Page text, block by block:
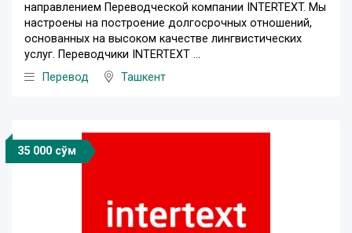
направлением Переводческой компании INTERTEXT. Мы
настроены на построение долгосрочных отношений,
основанных на высоком качестве лингвистических
услуг. Переводчики INTERTEXT ...
Перевод
Ташкент
35 000 сўм